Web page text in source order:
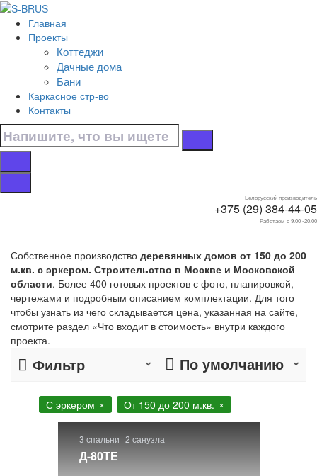
Перейти к контенту
Главная
Проекты
Коттеджи
Дачные дома
Бани
Каркасное стр-во
Контакты
Белорусский производитель
+375 (29) 384-44-05
Работаем с 9.00 -20.00
Главная
С эркером
От 150 до 200 м.кв.
Дома от 150 до 200
м.кв. с эркером
Собственное производство деревянных домов от 150 до 200
м.кв. с эркером. Строительство в Москве и Московской
области. Более 400 готовых проектов с фото, планировкой,
чертежами и подробным описанием комплектации. Для того
чтобы узнать из чего складывается цена, указанная на сайте,
смотрите раздел «Что входит в стоимость» внутри каждого
проекта.
Фильтр По умолчанию
С эркером От 150 до 200 м.кв.
3 спальни 2 санузла
Д-80ТЕ